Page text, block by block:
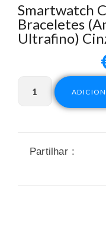
Smartwatch
Braceletes
Ultrafino)
Partilhar :